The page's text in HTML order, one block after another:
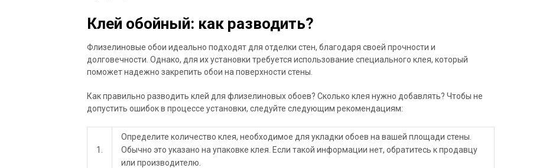
Клей обойный: как разводить?
Флизелиновые обои идеально подходят для отделки стен, благодаря своей прочности и
долговечности. Однако, для их установки требуется использование специального клея, который
поможет надежно закрепить обои на поверхности стены.
Как правильно разводить клей для флизелиновых обоев? Сколько клея нужно добавлять? Чтобы не
допустить ошибок в процессе установки, следуйте следующим рекомендациям:
1.
Определите количество клея, необходимое для укладки обоев на вашей площади стены.
Обычно это указано на упаковке клея. Если такой информации нет, обратитесь к продавцу
или производителю.